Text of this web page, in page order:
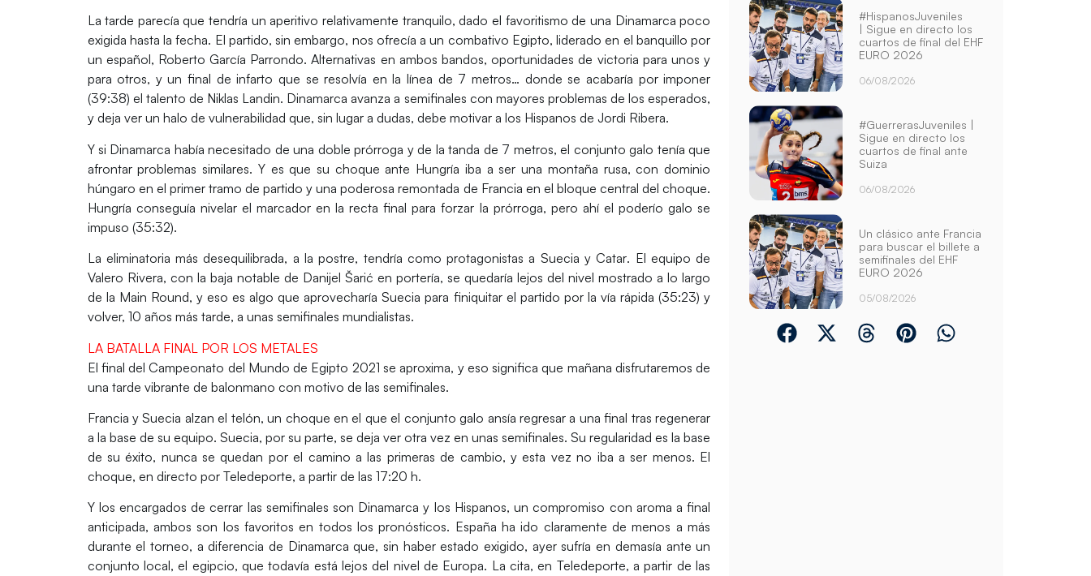
La tarde parecía que tendría un aperitivo relativamente tranquilo, dado el favoritismo de una Dinamarcapoco
exigida hasta la fecha. El partido, sin embargo, nos ofrecía a un combativo Egipto, liderado en el banquillo por
un español, Roberto García Parrondo. Alternativas en ambos bandos, oportunidades de victoria para unos y
para otros, y un final de infarto que se resolvía en la línea de 7 metros… donde se acabaría por imponer
(39:38) el talento de Niklas Landin. Dinamarca avanza a semifinales con mayores problemas de los esperados,
y deja ver un halo de vulnerabilidad que, sin lugar a dudas, debe motivar a los Hispanos de Jordi Ribera.
Y si Dinamarca había necesitado de una doble prórroga y de la tanda de 7 metros, el conjunto galo tenía que
afrontar problemas similares. Y es que su choque ante Hungría iba a ser una montaña rusa, con dominio
húngaro en el primer tramo de partido y una poderosa remontada de Francia en el bloque central del choque.
Hungría conseguía nivelar el marcador en la recta final para forzar la prórroga, pero ahí el poderío galo se
impuso (35:32).
La eliminatoria más desequilibrada, a la postre, tendría como protagonistas a SueciayCatar. El equipo de
Valero Rivera, con la baja notable de Danijel Šarić en portería, se quedaría lejos del nivel mostrado a lo largo
de la Main Round, y eso es algo que aprovecharía Suecia para finiquitar el partido por la vía rápida (35:23) y
volver, 10 años más tarde, a unas semifinales mundialistas.
LA BATALLA FINAL POR LOS METALES
El final del Campeonato del Mundo de Egipto 2021 se aproxima, y eso significa que mañana disfrutaremos de
una tarde vibrante de balonmano con motivo de las semifinales.
Francia y Suecia alzan el telón, un choque en el que el conjunto galo ansía regresar a una final tras regenerar
a la base de su equipo. Suecia, por su parte, se deja ver otra vez en unas semifinales. Su regularidad es la base
de su éxito, nunca se quedan por el camino a las primeras de cambio, y esta vez no iba a ser menos. El
choque, en directo por Teledeporte, a partir de las 17:20 h.
Y los encargados de cerrar las semifinales son Dinamarca y los Hispanos, un compromiso con aroma a final
anticipada, ambos son los favoritos en todos los pronósticos. España ha ido claramente de menos a más
durante el torneo, a diferencia de Dinamarca que, sin haber estado exigido, ayer sufría en demasía ante un
conjunto local, el egipcio, que todavía está lejos del nivel de Europa. La cita, en Teledeporte, a partir de las
#HispanosJuveniles
| Sigue en directo los
cuartos de final del EHF
EURO 2026
06/08/2026
#GuerrerasJuveniles |
Sigue en directo los
cuartos de final ante
Suiza
06/08/2026
Un clásico ante Francia
para buscar el billete a
semifinales del EHF
EURO 2026
05/08/2026